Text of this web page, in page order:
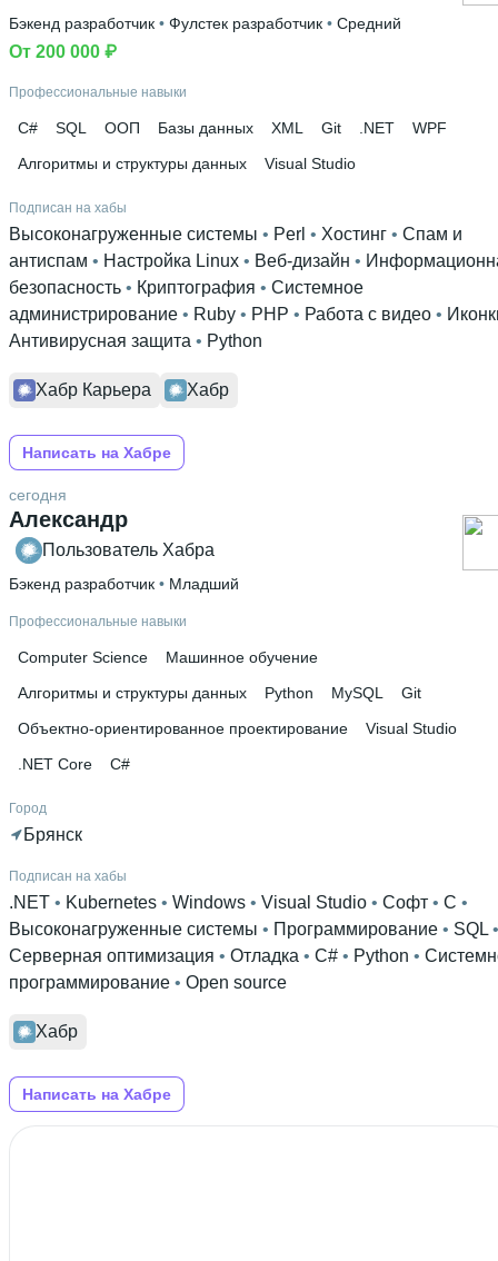
Бэкенд разработчик • Фулстек разработчик • Средний
От 200 000 ₽
Профессиональные навыки
C# SQL ООП Базы данных XML Git .NET
WPF
Алгоритмы и структуры данных
Visual Studio
Подписан на хабы
Высоконагруженные системы • Perl • Хостинг • Спам и
антиспам • Настройка Linux • Веб-дизайн •
безопасность • Криптография • Системное
администрирование • Ruby • PHP • Работа с видео •
Антивирусная защита • Python
Хабр Карьера Хабр
Написать на Хабре
Александр
сегодня
Пользователь Хабра
Бэкенд разработчик • Младший
Профессиональные навыки
Computer Science
Машинное обучение
Алгоритмы и структуры данных
Python MySQL
Git
Объектно-ориентированное проектирование
Visual Studio
.NET Core
C#
Город
Брянск
Подписан на хабы
.NET • Kubernetes • Windows • Visual Studio • Софт • C
Высоконагруженные системы • Программирование • SQL
Серверная оптимизация • Отладка • C# • Python •
программирование • Open source
Хабр
Написать на Хабре